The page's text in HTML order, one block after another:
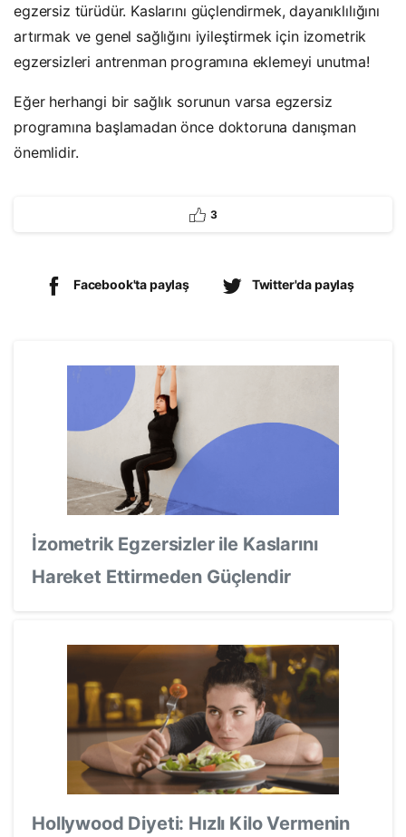
egzersiz türüdür. Kaslarını güçlendirmek, dayanıklılığını
artırmak ve genel sağlığını iyileştirmek için izometrik
egzersizleri antrenman programına eklemeyi unutma!
Eğer herhangi bir sağlık sorunun varsa egzersiz
programına başlamadan önce doktoruna danışman
önemlidir.
3
Facebook'ta paylaş Twitter'da paylaş
İzometrik Egzersizler ile Kaslarını
Hareket Ettirmeden Güçlendir
Hollywood Diyeti: Hızlı Kilo Vermenin